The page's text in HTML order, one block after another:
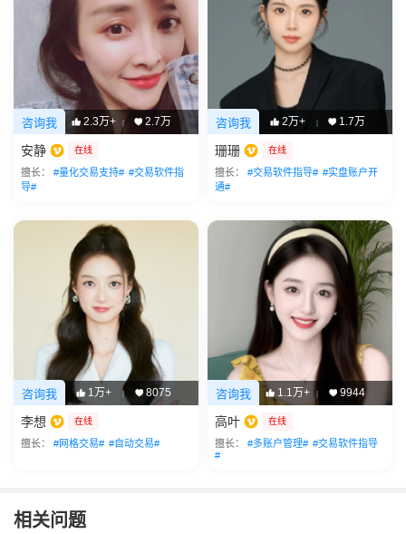
咨询我 2.3万+ | 2.7万
安静 在线
擅长： #量化交易支持# #交易软件指
导#
咨询我 2万+ | 1.7万
珊珊 在线
擅长： #交易软件指导# #实盘账户开
通#
咨询我 1万+ | 8075
李想 在线
擅长： #网格交易# #自动交易#
咨询我 1.1万+ | 9944
高叶 在线
擅长： #多账户管理# #交易软件指导
#
相关问题